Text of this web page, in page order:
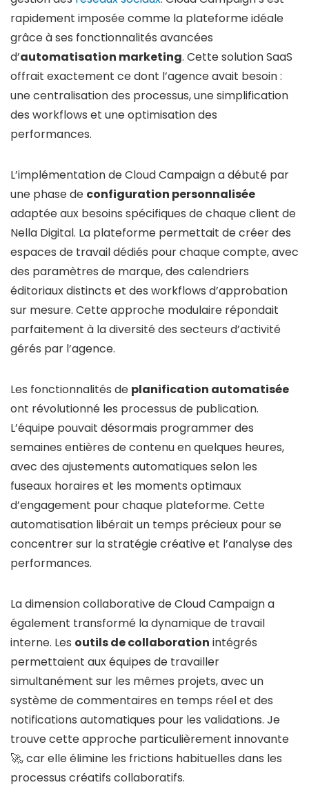
rapidement imposée comme la plateforme idéale
grâce à ses fonctionnalités avancées
d’automatisation marketing. Cette solution SaaS
offrait exactement ce dont l’agence avait besoin :
une centralisation des processus, une simplification
des workflows et une optimisation des
performances.
L’implémentation de Cloud Campaign a débuté par
une phase de configuration personnalisée
adaptée aux besoins spécifiques de chaque client de
Nella Digital. La plateforme permettait de créer des
espaces de travail dédiés pour chaque compte, avec
des paramètres de marque, des calendriers
éditoriaux distincts et des workflows d’approbation
sur mesure. Cette approche modulaire répondait
parfaitement à la diversité des secteurs d’activité
gérés par l’agence.
Les fonctionnalités de planification automatisée
ont révolutionné les processus de publication.
L’équipe pouvait désormais programmer des
semaines entières de contenu en quelques heures,
avec des ajustements automatiques selon les
fuseaux horaires et les moments optimaux
d’engagement pour chaque plateforme. Cette
automatisation libérait un temps précieux pour se
concentrer sur la stratégie créative et l’analyse des
performances.
La dimension collaborative de Cloud Campaign a
également transformé la dynamique de travail
interne. Les outils de collaboration intégrés
permettaient aux équipes de travailler
simultanément sur les mêmes projets, avec un
système de commentaires en temps réel et des
notifications automatiques pour les validations. Je
trouve cette approche particulièrement innovante
🚀, car elle élimine les frictions habituelles dans les
processus créatifs collaboratifs.